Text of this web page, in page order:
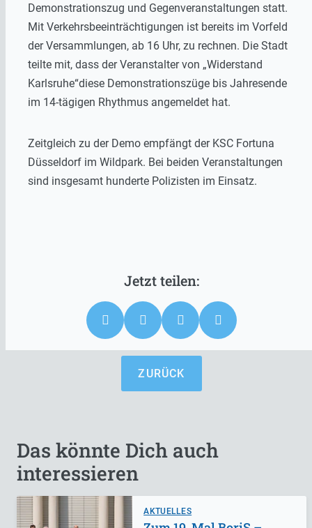
Demonstrationszug und Gegenveranstaltungen statt.
Mit Verkehrsbeeinträchtigungen ist bereits im Vorfeld
der Versammlungen, ab 16 Uhr, zu rechnen. Die Stadt
teilte mit, dass der Veranstalter von „Widerstand
Karlsruhe“diese Demonstrationszüge bis Jahresende
im 14-tägigen Rhythmus angemeldet hat.
Zeitgleich zu der Demo empfängt der KSC Fortuna
Düsseldorf im Wildpark. Bei beiden Veranstaltungen
sind insgesamt hunderte Polizisten im Einsatz.
ZURÜCK
Das könnte Dich auch
interessieren
AKTUELLES